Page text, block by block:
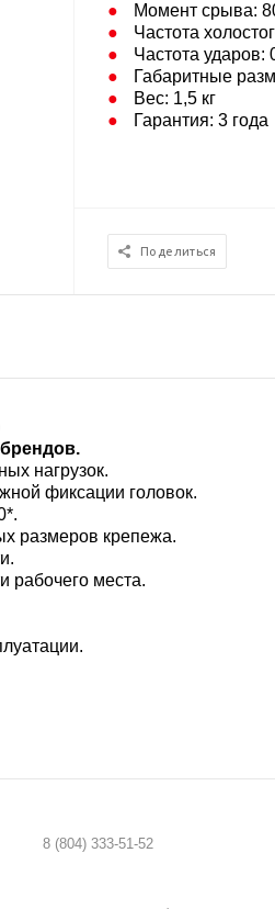
Момент срыва:
Частота
Частота ударов:
Габаритные
Вес: 1,5 кг
Гарантия: 3 года
Поделиться
нагрузок.
фиксации головок.
размеров крепежа.
рабочего места.
8 (804) 333-51-52